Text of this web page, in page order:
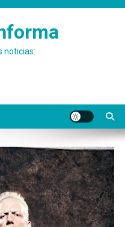
noticias: